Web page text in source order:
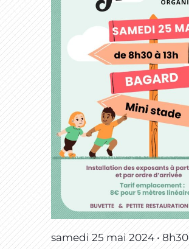
samedi 25 mai 2024 • 8h30